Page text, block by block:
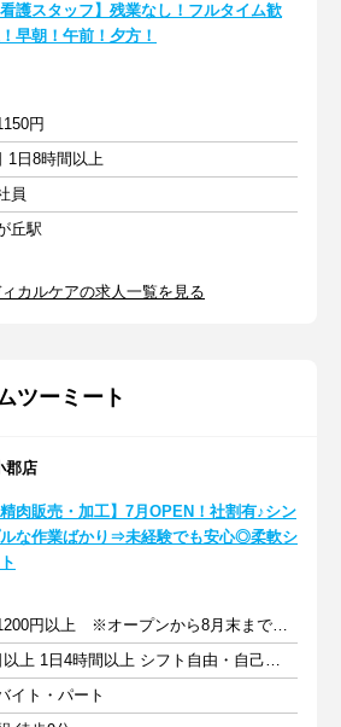
看護スタッフ】残業なし！フルタイム歓
早朝！午前！夕方！
円
1日8時間以上
員
丘駅
カルケアの求人一覧を見る
ツーミート
郡店
精肉販売・加工】7月OPEN！社割有♪シン
な作業ばかり⇒未経験でも安心◎柔軟シ
時給1200円以上 ※オープンから8月末まで特別時給：1300円
週2日以上 1日4時間以上 シフト自由・自己申告
イト・パート